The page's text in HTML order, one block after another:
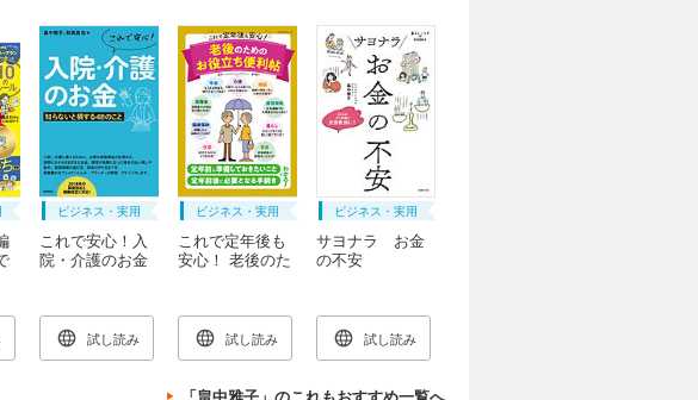
ビジネス・実用
これで安心！入
院・介護のお金
試し読み
ビジネス・実用
これで定年後も
安心！ 老後のた
試し読み
ビジネス・実用
サヨナラ お金
の不安
試し読み